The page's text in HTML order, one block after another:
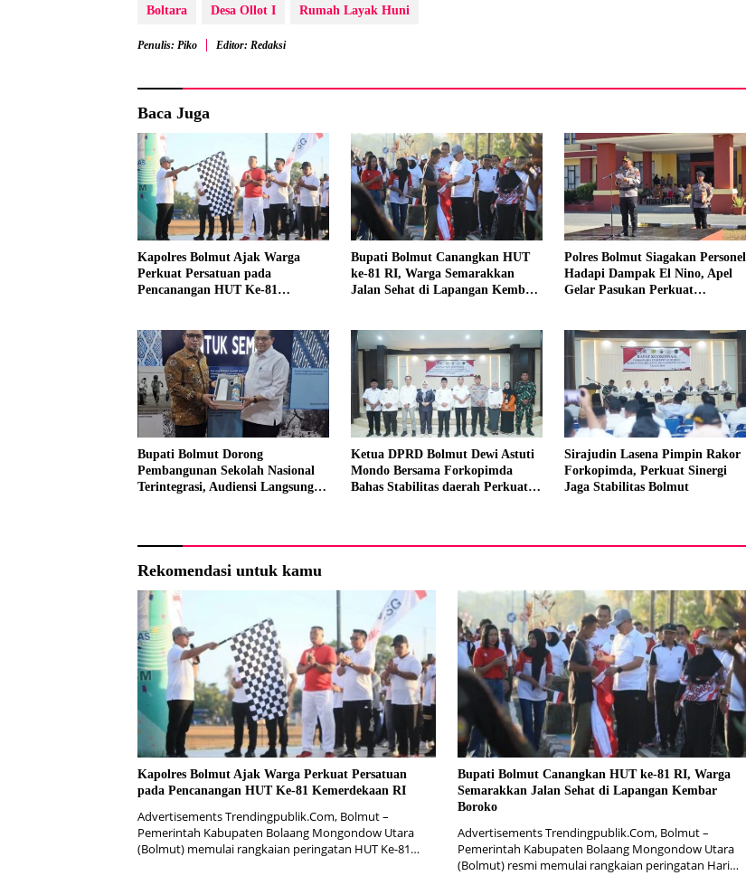
Boltara Desa Ollot I Rumah Layak Huni
Penulis: Piko Editor: Redaksi
Baca Juga
Kapolres Bolmut Ajak Warga
Perkuat Persatuan pada
Pencanangan HUT Ke-81
Bupati Bolmut Canangkan HUT
ke-81 RI, Warga Semarakkan
Jalan Sehat di Lapangan Kembar
Polres Bolmut Siagakan Personel
Hadapi Dampak El Nino, Apel
Gelar Pasukan Perkuat
Bupati Bolmut Dorong
Pembangunan Sekolah Nasional
Terintegrasi, Audiensi Langsung
Ketua DPRD Bolmut Dewi Astuti
Mondo Bersama Forkopimda
Bahas Stabilitas daerah Perkuat
Sirajudin Lasena Pimpin Rakor
Forkopimda, Perkuat Sinergi
Jaga Stabilitas Bolmut
Rekomendasi untuk kamu
Kapolres Bolmut Ajak Warga Perkuat Persatuan
pada Pencanangan HUT Ke-81 Kemerdekaan RI
Advertisements Trendingpublik.Com, Bolmut –
Pemerintah Kabupaten Bolaang Mongondow Utara
(Bolmut) memulai rangkaian peringatan HUT Ke-81…
Bupati Bolmut Canangkan HUT ke-81 RI, Warga
Semarakkan Jalan Sehat di Lapangan Kembar
Boroko
Advertisements Trendingpublik.Com, Bolmut –
Pemerintah Kabupaten Bolaang Mongondow Utara
(Bolmut) resmi memulai rangkaian peringatan Hari…